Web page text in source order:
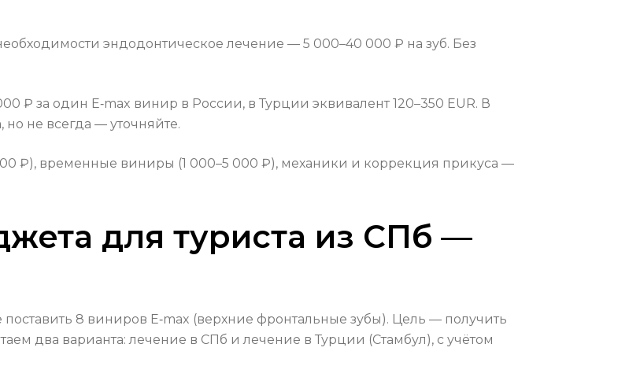
эндодонтическое лечение — 5 000–40 000 ₽ на зуб. Без
₽ за один E‑max винир в России, в Турции эквивалент 120–350 EUR. В
не всегда — уточняйте.
₽), временные виниры (1 000–5 000 ₽), механики и коррекция прикуса —
для туриста из СПб —
8 виниров E‑max (верхние фронтальные зубы). Цель — получить
два варианта: лечение в СПб и лечение в Турции (Стамбул), с учётом